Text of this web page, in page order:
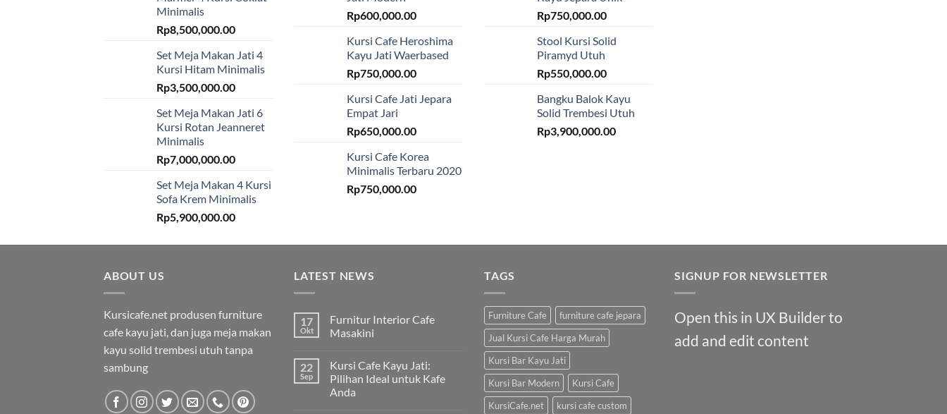
Minimalis
Rp8,500,000.00
Set Meja Makan Jati 4
Kursi Hitam Minimalis
Rp3,500,000.00
Set Meja Makan Jati 6
Kursi Rotan Jeanneret
Minimalis
Rp7,000,000.00
Set Meja Makan 4 Kursi
Sofa Krem Minimalis
Rp5,900,000.00
Rp600,000.00
Kursi Cafe Heroshima
Kayu Jati Waerbased
Rp750,000.00
Kursi Cafe Jati Jepara
Empat Jari
Rp650,000.00
Kursi Cafe Korea
Minimalis Terbaru 2020
Rp750,000.00
Rp750,000.00
Stool Kursi Solid
Piramyd Utuh
Rp550,000.00
Bangku Balok Kayu
Solid Trembesi Utuh
Rp3,900,000.00
ABOUT US
Kursicafe.net produsen furniture
cafe kayu jati, dan juga meja makan
kayu solid trembesi utuh tanpa
sambung
LATEST NEWS
17
Okt
Furnitur Interior Cafe
Masakini
22
Sep
Kursi Cafe Kayu Jati:
Pilihan Ideal untuk Kafe
Anda
TAGS
Furniture Cafe
furniture cafe jepara
Jual Kursi Cafe Harga Murah
Kursi Bar Kayu Jati
Kursi Bar Modern
Kursi Cafe
KursiCafe.net
kursi cafe custom
SIGNUP FOR NEWSLETTER
Open this in UX Builder to
add and edit content